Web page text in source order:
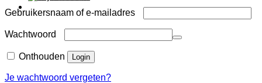
Gebruikersnaam of e-mailadres
Wachtwoord
Onthouden Login
Je wachtwoord vergeten?